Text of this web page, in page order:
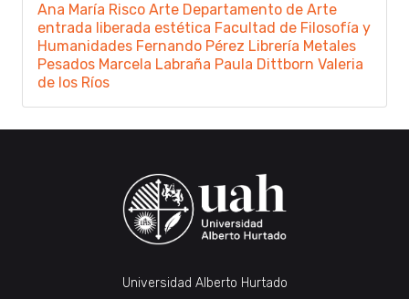
Ana María Risco Arte Departamento de Arte
entrada liberada estética Facultad de Filosofía y
Humanidades Fernando Pérez Librería Metales
Pesados Marcela Labraña Paula Dittborn Valeria
de los Ríos
Universidad Alberto Hurtado